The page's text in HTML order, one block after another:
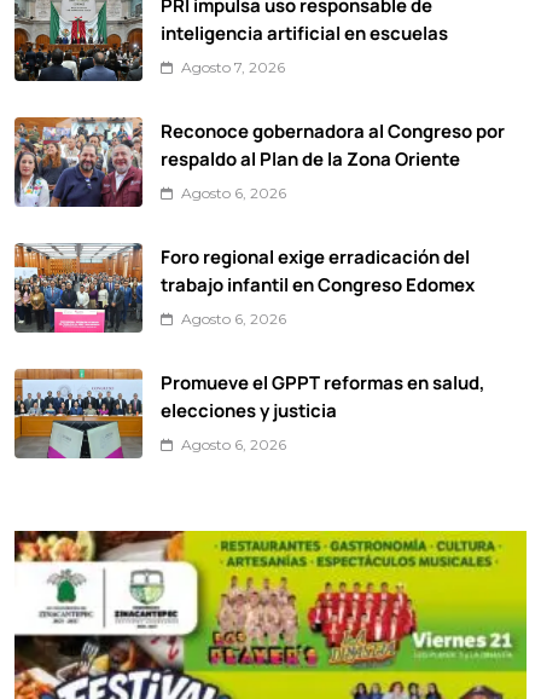
PRI impulsa uso responsable de
inteligencia artificial en escuelas
Agosto 7, 2026
Reconoce gobernadora al Congreso por
respaldo al Plan de la Zona Oriente
Agosto 6, 2026
Foro regional exige erradicación del
trabajo infantil en Congreso Edomex
Agosto 6, 2026
Promueve el GPPT reformas en salud,
elecciones y justicia
Agosto 6, 2026